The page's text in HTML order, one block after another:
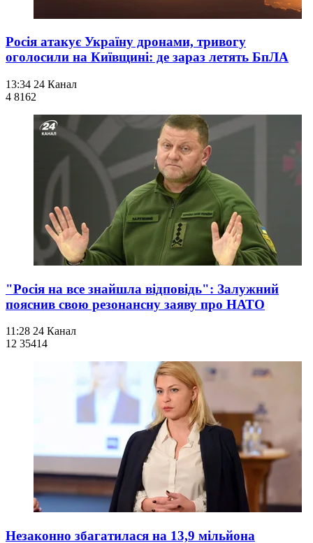
Росія атакує Україну дронами, тривогу
оголосили на Київщині: де зараз летять БпЛА
13:34 24 Канал
4 8162
"Росія на все знайшла відповідь": Залужний
пояснив свою резонансну заяву про НАТО
11:28 24 Канал
12 35414
Незаконно збагатилася на 13,9 мільйона